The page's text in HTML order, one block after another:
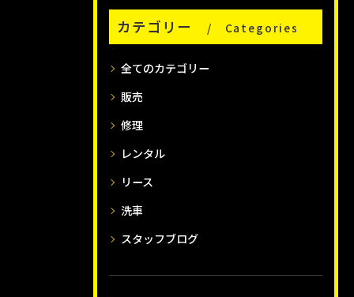
カテゴリー Categories
全てのカテゴリー
販売
修理
レンタル
リース
洗車
スタッフブログ